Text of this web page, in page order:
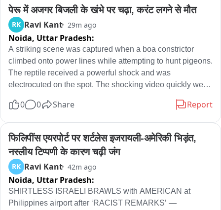
- मराठा के विधायक, सांसद, भाजपा में सभी मंत्री फडणवीस से बोलें कि
बावनकुले की चूक सुधारी जाए
- एक शब्द भी फडणवीस से नहीं बोलेंगे… पर अगर सुधार हुआ तो 29 अगस्त
से भयावह आंदोलन शुरू होगा
- उन्होंने मुस्लिम दलित समाज को बदतर किया है
- किसानों के सामने रास्ता पूरी तरह से बंद कर दिया गया
- वे बावनकुले, हमारे संबंध नहीं… लेकिन ऐसे प्राणी जन्म से नहीं बनते; यह
- हड़प्पा सभ्यता की तरह एक आदमी का उल्लेख किया गया...
साउंड बाइट –
मनोज जरांगे पाटील
पेरू में अजगर बिजली के खंभे पर चढ़ा, करंट लगने से मौत
RK Ravi Kant 29m ago
Noida, Uttar Pradesh:
A striking scene was captured when a boa constrictor
climbed onto power lines while attempting to hunt pigeons.
The reptile received a powerful shock and was
electrocuted on the spot. The shocking video quickly went
According to reports, the incident took place in Peru.
0 0 Share Report
फिलिपींस एयरपोर्ट पर शर्टलेस इजरायली-अमेरिकी भिड़ंत,
नस्लीय टिप्पणी के कारण चढ़ी जंग
RK Ravi Kant 42m ago
Noida, Uttar Pradesh:
SHIRTLESS ISRAELI BRAWLS with AMERICAN at
Philippines airport after ‘RACIST REMARKS’ —